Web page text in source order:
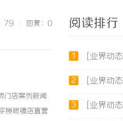
79 回复：0
门店案例新闻
楼眼镜店直营
阅读排行
1 [业界动态]
2 [业界动态]
3 [业界动态]